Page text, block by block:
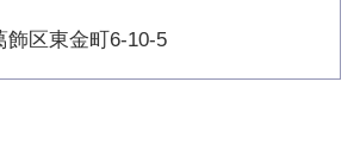
飾区東金町6-10-5